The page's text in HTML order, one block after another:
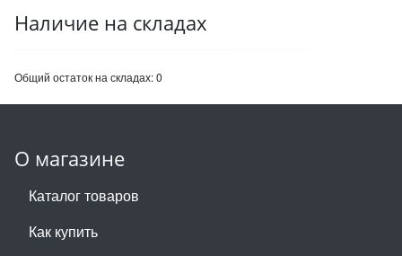
Наличие на складах
Общий остаток на складах:0
О магазине
Каталог товаров
Как купить